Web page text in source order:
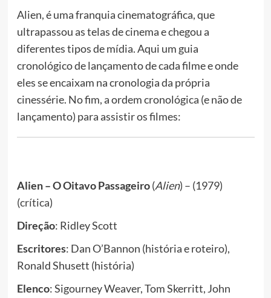
Alien, é uma franquia cinematográfica, que
ultrapassou as telas de cinema e chegou a
diferentes tipos de mídia. Aqui um guia
cronológico de lançamento de cada filme e onde
eles se encaixam na cronologia da própria
cinessérie. No fim, a ordem cronológica (e não de
lançamento) para assistir os filmes:
Alien – O Oitavo Passageiro(Alien) – (1979)
(crítica)
Direção: Ridley Scott
Escritores: Dan O’Bannon (história e roteiro),
Ronald Shusett (história)
Elenco: Sigourney Weaver, Tom Skerritt, John